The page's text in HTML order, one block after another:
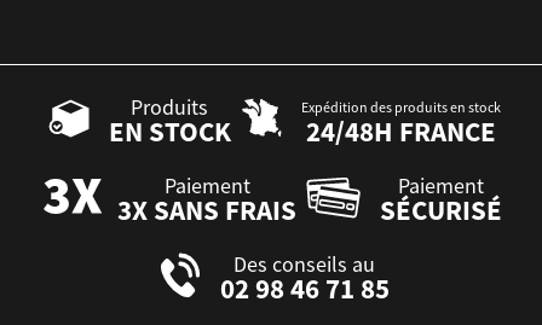
Produits
EN STOCK
Expédition des produits en stock
24/48H FRANCE
Paiement
3X SANS FRAIS
Paiement
SÉCURISÉ
Des conseils au
02 98 46 71 85